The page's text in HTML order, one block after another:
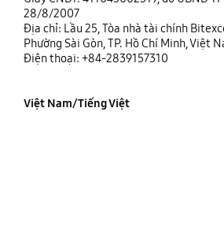
28/8/2007
Địa chỉ: Lầu 25, Tòa nhà tài chính
Phường Sài Gòn, TP. Hồ Chí Minh, Việt
Điện thoại: +84-2839157310
Việt Nam/Tiếng Việt